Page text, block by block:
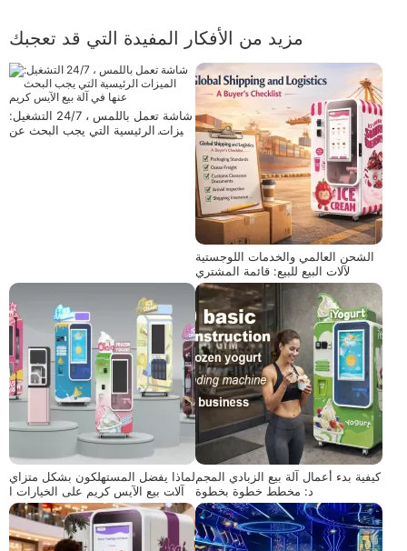
مزيد من الأفكار المفيدة التي قد تعجبك
شاشة تعمل باللمس ، 24/7 التشغيل:
الميزات الرئيسية التي يجب البحث عن
الشحن العالمي والخدمات اللوجستية
لآلات البيع للبيع: قائمة المشتري
لماذا يفضل المستهلكون بشكل متزاي
د آلات بيع الآيس كريم على الخيارات ا
لتقليدية
كيفية بدء أعمال آلة بيع الزبادي المجم
د: مخطط خطوة بخطوة